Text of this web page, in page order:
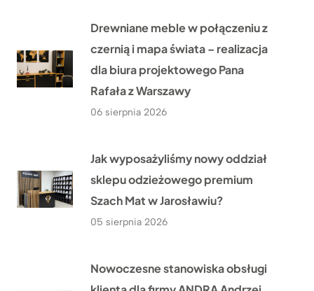
Drewniane meble w połączeniu z
czernią i mapa świata – realizacja
dla biura projektowego Pana
Rafała z Warszawy
06 sierpnia 2026
Jak wyposażyliśmy nowy oddział
sklepu odzieżowego premium
Szach Mat w Jarosławiu?
05 sierpnia 2026
Nowoczesne stanowiska obsługi